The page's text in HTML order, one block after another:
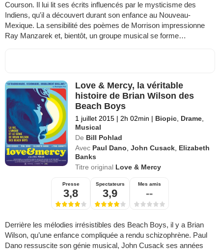
Courson. Il lui lit ses écrits influencés par le mysticisme des
Indiens, qu'il a découvert durant son enfance au Nouveau-
Mexique. La sensibilité des poèmes de Morrison impressionne
Ray Manzarek et, bientôt, un groupe musical se forme…
Love & Mercy, la véritable
histoire de Brian Wilson des
Beach Boys
1 juillet 2015 | 2h 02min | Biopic, Drame,
Musical
De Bill Pohlad
Avec Paul Dano,John Cusack, Elizabeth
Banks
Titre original Love & Mercy
Presse
3,8
Spectateurs
3,9
Mes amis
--
Derrière les mélodies irrésistibles des Beach Boys, il y a Brian
Wilson, qu’une enfance compliquée a rendu schizophrène. Paul
Dano ressuscite son génie musical, John Cusack ses années